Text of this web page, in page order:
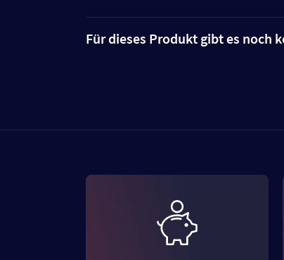
Für dieses Produkt gibt es noch